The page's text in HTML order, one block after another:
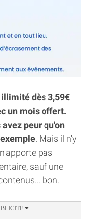
illimité dès 3,59€
un mois offert.
peur qu'on
. Mais il n'y
pas
sauf une
bon.